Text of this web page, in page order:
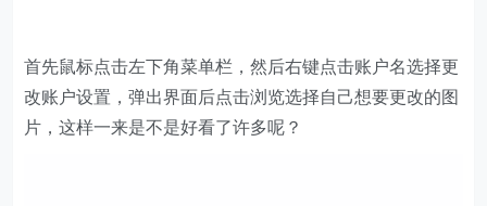
首先鼠标点击左下角菜单栏，然后右键点击账户名选择更
改账户设置，弹出界面后点击浏览选择自己想要更改的图
片，这样一来是不是好看了许多呢？